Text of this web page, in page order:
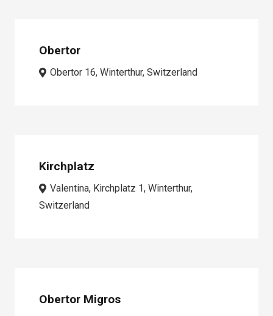
Obertor
Obertor 16, Winterthur, Switzerland
Kirchplatz
Valentina, Kirchplatz 1, Winterthur,
Switzerland
Obertor Migros